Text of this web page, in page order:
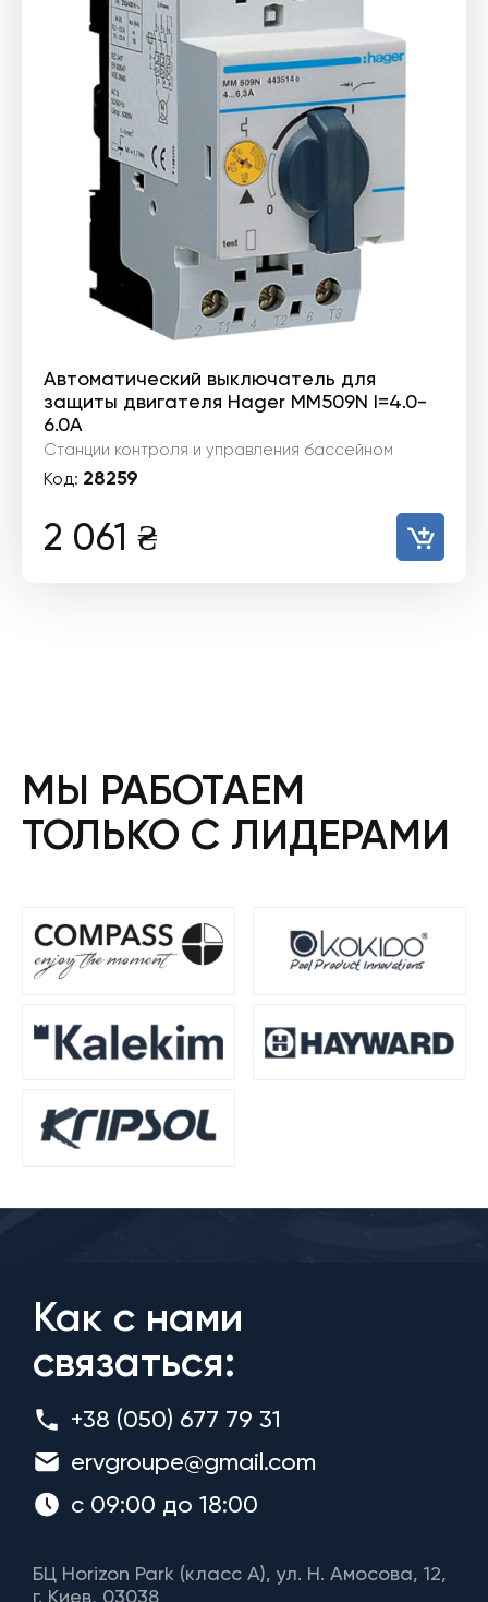
Автоматический выключатель для
защиты двигателя Hager MM509N I=4.0-
6.0А
Станции контроля и управления бассейном
Код: 28259
2 061 ₴
МЫ РАБОТАЕМ
ТОЛЬКО С ЛИДЕРАМИ
Как с нами
связаться:
+38 (050) 677 79 31
ervgroupe@gmail.com
с 09:00 до 18:00
БЦ Horizon Park (класс A), ул. Н. Амосова, 12,
г. Киев, 03038